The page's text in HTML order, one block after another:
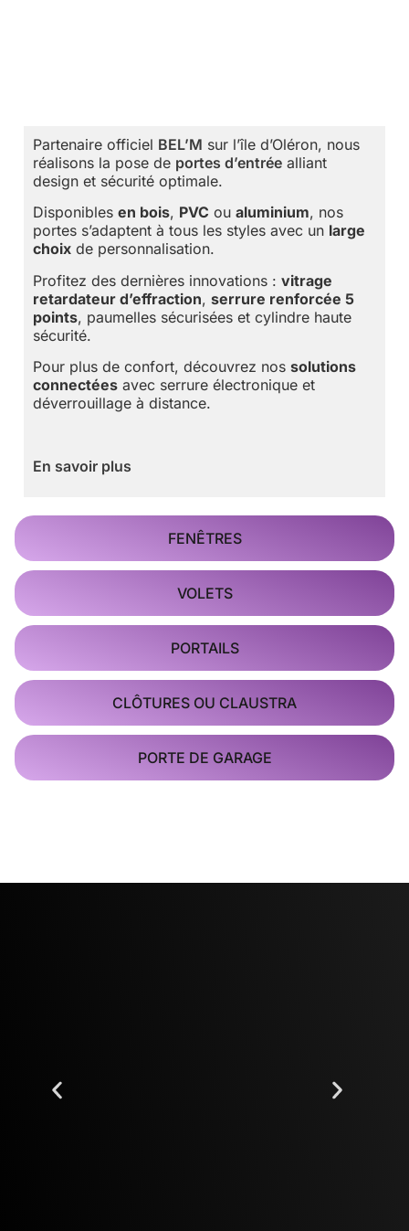
FENÊTRES
VOLETS
PORTAILS
CLÔTURES OU CLAUSTRA
PORTE DE GARAGE
Partenaire officiel BEL’M sur l’île d’Oléron, nous
réalisons la pose de portes d’entrée alliant
design et sécurité optimale.
Disponibles en bois, PVC ou aluminium, nos
portes s’adaptent à tous les styles avec un large
choix de personnalisation.
Profitez des dernières innovations : vitrage
retardateur d’effraction, serrure renforcée 5
points, paumelles sécurisées et cylindre haute
sécurité.
Pour plus de confort, découvrez nos solutions
connectées avec serrure électronique et
déverrouillage à distance.
En savoir plus